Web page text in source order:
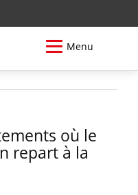
Menu
où le
repart à la